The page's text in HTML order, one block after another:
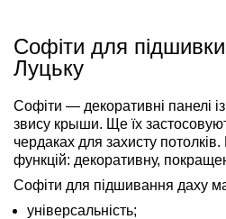
Софіти для
Луцьку
Софіти — декоративні панелі
звису крыши. Ще їх
чердаках для захисту
функцій: декоративну,
Софіти для підшивання даху
універсальність;